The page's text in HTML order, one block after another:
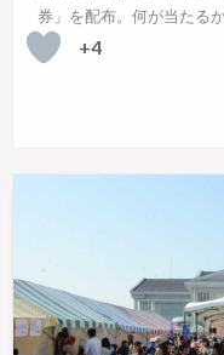
券」を配布。何が当たる
+4